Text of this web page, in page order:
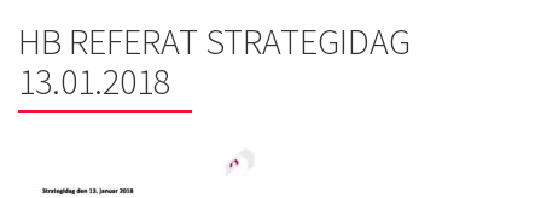
HB REFERAT STRATEGIDAG
13.01.2018